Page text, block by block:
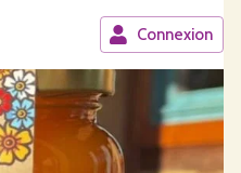
Connexion